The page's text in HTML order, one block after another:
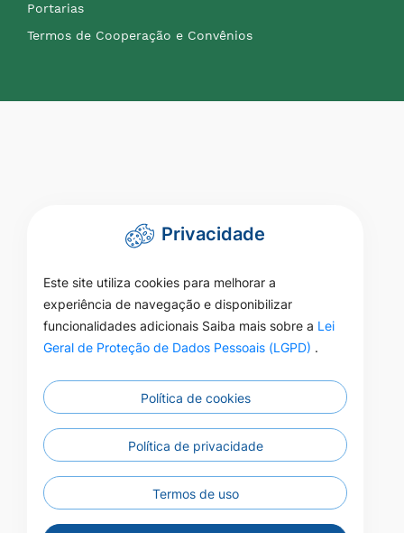
Portarias
Termos de Cooperação e Convênios
Privacidade
Este site utiliza cookies para melhorar a
experiência de navegação e disponibilizar
funcionalidades adicionais Saiba mais sobre a Lei
Geral de Proteção de Dados Pessoais (LGPD) .
Política de cookies
Política de privacidade
Termos de uso